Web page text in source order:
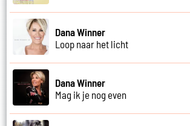
Dana Winner
Loop naar het licht
Dana Winner
Mag ik je nog even